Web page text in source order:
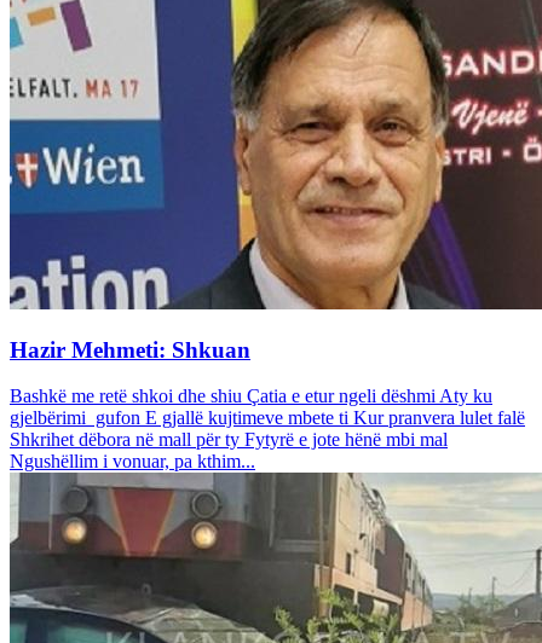
Hazir Mehmeti: Shkuan
Bashkë me retë shkoi dhe shiu Çatia e etur ngeli dëshmi Aty ku
gjelbërimi gufon E gjallë kujtimeve mbete ti Kur pranvera lulet falë
Shkrihet dëbora në mall për ty Fytyrë e jote hënë mbi mal
Ngushëllim i vonuar, pa kthim...